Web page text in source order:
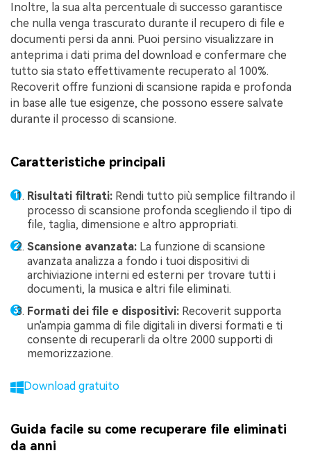
Inoltre, la sua alta percentuale di successo garantisce
che nulla venga trascurato durante il recupero di file e
documenti persi da anni. Puoi persino visualizzare in
anteprima i dati prima del download e confermare che
tutto sia stato effettivamente recuperato al 100%.
Recoverit offre funzioni di scansione rapida e profonda
in base alle tue esigenze, che possono essere salvate
durante il processo di scansione.
Caratteristiche principali
Risultati filtrati: Rendi tutto più semplice filtrando il
processo di scansione profonda scegliendo il tipo di
file, taglia, dimensione e altro appropriati.
Scansione avanzata: La funzione di scansione
avanzata analizza a fondo i tuoi dispositivi di
archiviazione interni ed esterni per trovare tutti i
documenti, la musica e altri file eliminati.
Formati dei file e dispositivi: Recoverit supporta
un'ampia gamma di file digitali in diversi formati e ti
consente di recuperarli da oltre 2000 supporti di
memorizzazione.
Download gratuito
Guida facile su come recuperare file eliminati
da anni